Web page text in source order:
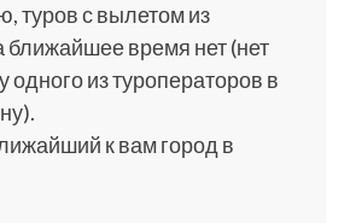
туров с вылетом из
ближайшее время нет (нет
одного из туроператоров в
к вам город в